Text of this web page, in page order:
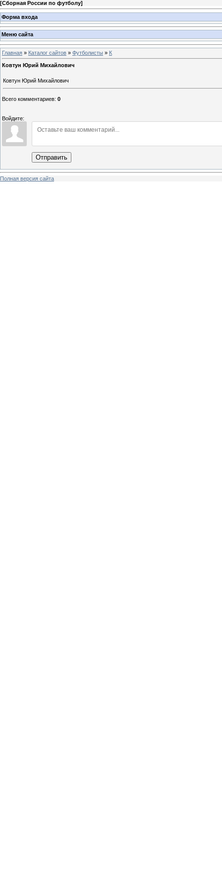
[Сборная России по футболу]
Форма входа
Меню сайта
Главная » Каталог сайтов » Футболисты » К
Ковтун Юрий Михайлович
Ковтун Юрий Михайлович
Всего комментариев: 0
Войдите:
Отправить
Полная версия сайта